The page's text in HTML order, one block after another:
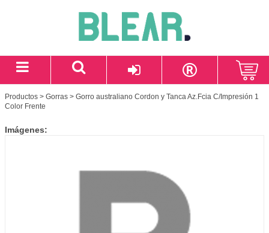
Productos > Gorras > Gorro australiano Cordon y Tanca Az.Fcia C/Impresión 1
Color Frente
Imágenes: